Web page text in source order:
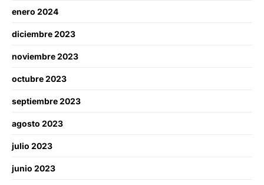
enero 2024
diciembre 2023
noviembre 2023
octubre 2023
septiembre 2023
agosto 2023
julio 2023
junio 2023